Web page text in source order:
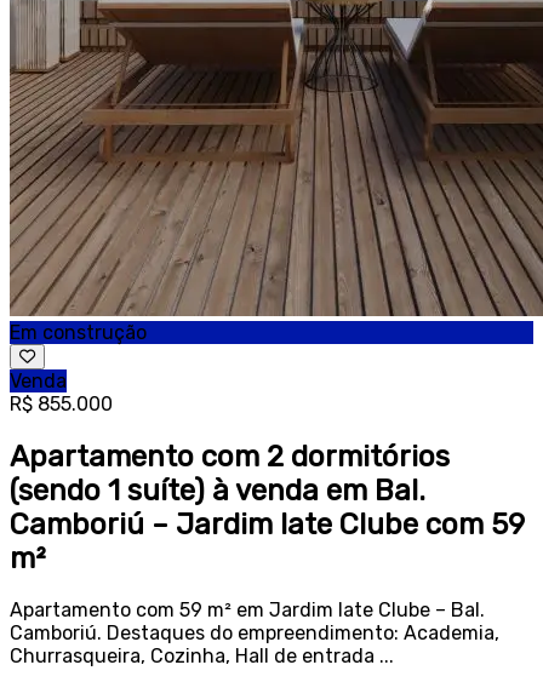
Em construção
Venda
R$ 855.000
Apartamento com 2 dormitórios
(sendo 1 suíte) à venda em Bal.
Camboriú – Jardim Iate Clube com 59
m²
Apartamento com 59 m² em Jardim Iate Clube – Bal.
Camboriú. Destaques do empreendimento: Academia,
Churrasqueira, Cozinha, Hall de entrada ...